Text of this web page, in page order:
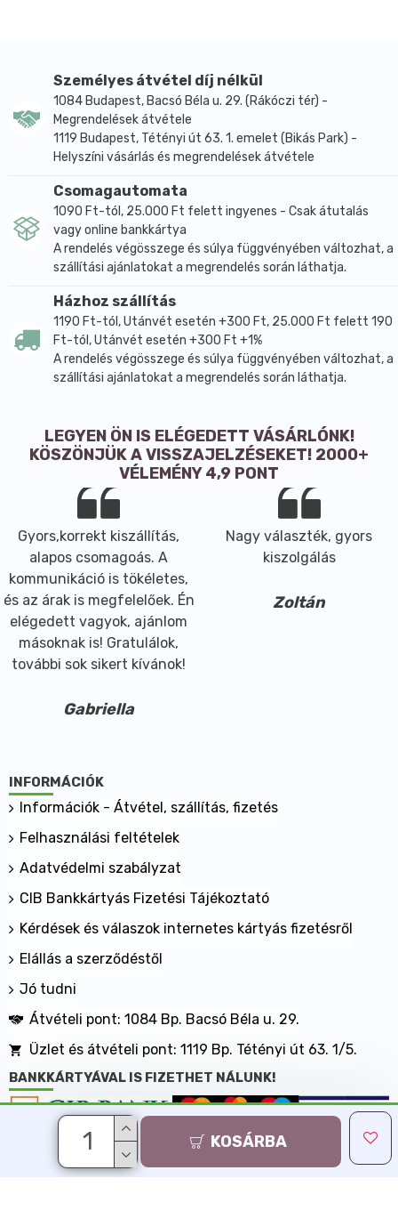
KOSÁRBA
vérnyomásban szenvedők kerüljék túlzott
fogyasztását! Javasolt áztatási idő: 3-5 perc.
Beautiful Me x2: Bio gyógynövénytea kamillával, gotu
kolával, hibiszkusszal, fahéjjal, rooibos-szal, kakaóval,
rózsaszirmokkal. Összetevők: kamilla* (22,5%), gotu
kola* (köldökfű)(21%), hibiszkusz* (16%), fahéj* (12%),
rooibos* (9%), kakaóbab* (9%), narancshéj* (5%),
cékla* (3%), vörösáfonyalé* (2%), rózsaszirmok*
(0,50%). Javasolt áztatási idő: 3-5 perc. Pure Me x2:
Bio gyógynövénytea, borsmentával, fodormentával,
görögszénával, édesköménnyel, bodzával.
Összetevők: borsmenta* (32%), fodormenta* (16%),
görögszéna* (12%), édeskömény* (10%), bodza* (8%),
kurkuma* (5%), citromhéj* (5%), csalán* (4%),
Édesgyökeret tartalmaz: Magas vérnyomásban
szenvedők kerüljék túlzott fogyasztását! Javasolt
áztatási idő: 3-5 perc. Happy Me x2: Bio citromfűtea
almával, narancshéjjal és fűszerekkel. Összetevők:
citromfű* (34%), alma* (22%), narancshéj* (14%),
gyömbér* (12%), kardamom* (8%), koriander* (4%),
fahéj* (4%), körömvirág* (2%). Javasolt áztatási idő:
3-5 perc. *Összetevők: Ellenőrzött ökológiai
gazdálkodásból.
Személyes átvétel díj nélkül
1084 Budapest, Bacsó Béla u. 29. (Rákóczi tér) -
Megrendelések átvétele
1119 Budapest, Tétényi út 63. 1. emelet (Bikás Park) -
Helyszíni vásárlás és megrendelések átvétele
Csomagautomata
1090 Ft-tól, 25.000 Ft felett ingyenes - Csak átutalás
vagy online bankkártya
A rendelés végösszege és súlya függvényében változhat, a
szállítási ajánlatokat a megrendelés során láthatja.
Házhoz szállítás
1190 Ft-tól, Utánvét esetén +300 Ft, 25.000 Ft felett 190
Ft-tól, Utánvét esetén +300 Ft +1%
A rendelés végösszege és súlya függvényében változhat, a
szállítási ajánlatokat a megrendelés során láthatja.
LEGYEN ÖN IS ELÉGEDETT VÁSÁRLÓNK!
KÖSZÖNJÜK A VISSZAJELZÉSEKET! 2000+
VÉLEMÉNY 4,9 PONT
Gyors,korrekt kiszállítás,
alapos csomagoás. A
kommunikáció is tökéletes,
és az árak is megfelelőek. Én
elégedett vagyok, ajánlom
másoknak is! Gratulálok,
további sok sikert kívánok!
Gabriella
Nagy választék, gyors
kiszolgálás
Zoltán
INFORMÁCIÓK
Információk - Átvétel, szállítás, fizetés
Felhasználási feltételek
Adatvédelmi szabályzat
CIB Bankkártyás Fizetési Tájékoztató
Kérdések és válaszok internetes kártyás fizetésről
Elállás a szerződéstől
Jó tudni
Átvételi pont: 1084 Bp. Bacsó Béla u. 29.
Üzlet és átvételi pont: 1119 Bp. Tétényi út 63. 1/5.
BANKKÁRTYÁVAL IS FIZETHET NÁLUNK!
Minden jog fenntartva, MaxShopping Kft. 2013-2026
Árukereső.hu